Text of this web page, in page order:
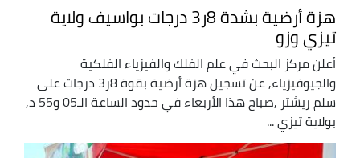
هزة أرضية بشدة 8ر3 درجات بواسيف ولاية
تيزي وزو
أعلن مركز البحث في علم الفلك والفيزياء الفلكية
والجيوفيزياء, عن تسجيل هزة أرضية بقوة 8ر3 درجات على
سلم ريشتر ,صباح هذا الأربعاء في حدود الساعة الـ05 و55 د,
بولاية تيزي ...